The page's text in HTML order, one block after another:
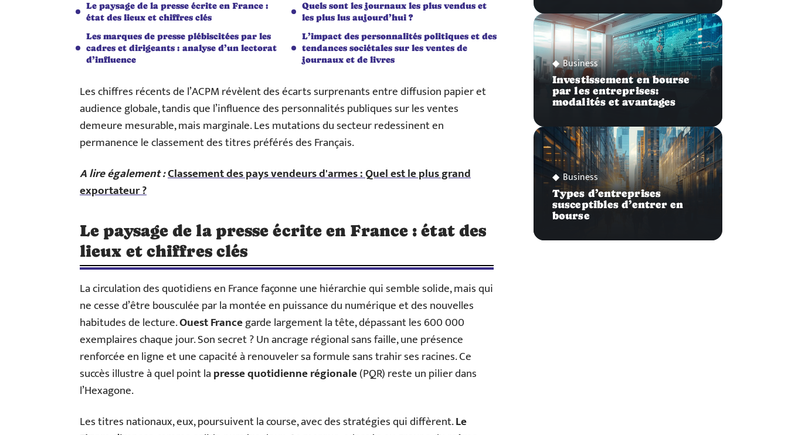
Le paysage de la presse écrite en France :
état des lieux et chiffres clés
Quels sont les journaux les plus vendus et
les plus lus aujourd’hui ?
Les marques de presse plébiscitées par les
cadres et dirigeants : analyse d’un lectorat
d’influence
L’impact des personnalités politiques et des
tendances sociétales sur les ventes de
journaux et de livres
Les chiffres récents de l’ACPM révèlent des écarts surprenants entre diffusion papier et
audience globale, tandis que l’influence des personnalités publiques sur les ventes
demeure mesurable, mais marginale. Les mutations du secteur redessinent en
permanence le classement des titres préférés des Français.
A lire également :Classement des pays vendeurs d'armes : Quel est le plus grand
exportateur ?
Le paysage de la presse écrite en France : état des
lieux et chiffres clés
La circulation des quotidiens en France façonne une hiérarchie qui semble solide, mais qui
ne cesse d’être bousculée par la montée en puissance du numérique et des nouvelles
habitudes de lecture.Ouest Francegarde largement la tête, dépassant les 600 000
exemplaires chaque jour. Son secret ? Un ancrage régional sans faille, une présence
renforcée en ligne et une capacité à renouveler sa formule sans trahir ses racines. Ce
succès illustre à quel point lapresse quotidienne régionale(PQR) reste un pilier dans
l’Hexagone.
Les titres nationaux, eux, poursuivent la course, avec des stratégies qui diffèrent.Le
Business
Investissement en bourse
par les entreprises:
modalités et avantages
Business
Types d’entreprises
susceptibles d’entrer en
bourse